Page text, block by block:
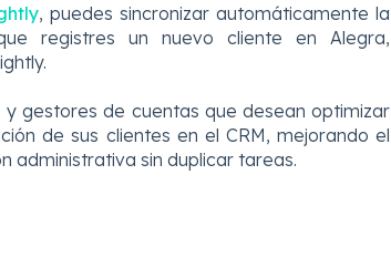
, puedes sincronizar automáticamente la
registres un nuevo cliente en Alegra,
gestores de cuentas que desean optimizar
de sus clientes en el CRM, mejorando el
administrativa sin duplicar tareas.